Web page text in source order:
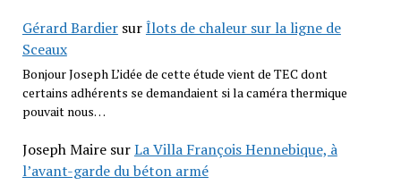
Gérard BardiersurÎlots de chaleur sur la ligne de
Sceaux
Bonjour Joseph L’idée de cette étude vient de TEC dont
certains adhérents se demandaient si la caméra thermique
pouvait nous…
Joseph MairesurLa Villa François Hennebique, à
l’avant-garde du béton armé